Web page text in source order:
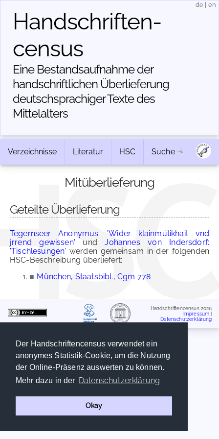
Der Handschriftencensus verwendet ein
anonymes Statistik-Cookie, um die Nutzung
der Online-Präsenz auswerten zu können.
Mehr dazu in der Datenschutzerklärung
Okay
Handschriften­
census
Eine Bestandsaufnahme der
handschriftlichen Über­lieferung
deutschsprachiger Texte des
Mittelalters
de en
Verzeichnisse Literatur HSC Suche
Mitüberlieferung
Geteilte Überlieferung
Tegernseer Anonymus: 'Wider klainmütikhait vnd
jrrend gewissen' undJohannes von Indersdorf:
'Tischlesungen' werden gemeinsam in der folgenden
HSC-Beschreibung überliefert:
■ München, Staatsbibl., Cgm 778
Handschriftencensus 2026
Impressum
Datenschutzerklärung